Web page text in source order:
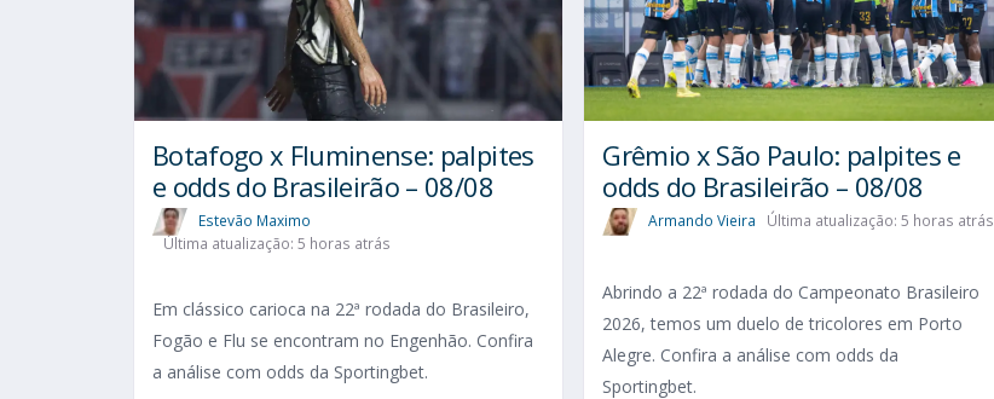
Botafogo x Fluminense: palpites
e odds do Brasileirão – 08/08
Estevão Maximo
Última atualização: 5 horas atrás
Em clássico carioca na 22ª rodada do Brasileiro,
Fogão e Flu se encontram no Engenhão. Confira
a análise com odds da Sportingbet.
Grêmio x São Paulo: palpites e
odds do Brasileirão – 08/08
Armando Vieira Última atualização: 5 horas atrás
Abrindo a 22ª rodada do Campeonato Brasileiro
2026, temos um duelo de tricolores em Porto
Alegre. Confira a análise com odds da
Sportingbet.